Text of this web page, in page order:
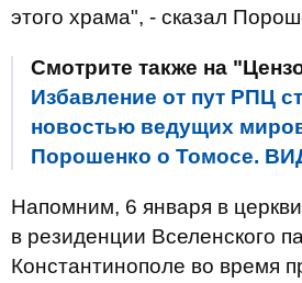
этого храма", - сказал
Смотрите также на
Избавление от пут РПЦ
новостью ведущих
Порошенко о Томосе.
Напомним, 6 января в
в резиденции Вселенского
Константинополе во время